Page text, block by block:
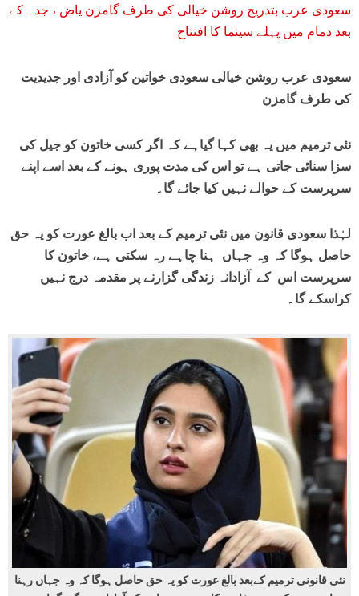
سعودی عرب بتدریج روشن خیالی کی طرف گامزن یاض ، جدہ کے
بعد دمام میں پہلے سینما کا افتتاح
سعودی عرب روشن خیالی سعودی خواتینکو آزادی اور جدیدیت
کی طرف گامزن
نئی ترمیم میں یہ بھی کہا گیاہے کہ اگر کسی خاتون کو جیل کی
سزا سنائی جاتی ہے تو اس کی مدت پوری ہونے کے بعد اسے اپنے
سرپرست کے حوالے نہیں کیا جائے گا۔
لہٰذا سعودی قانون میں نئی ترمیم کے بعد اب بالغ عورت کو یہ حق
حاصل ہوگا کہ وہ جہاں ہنا چاہے رہ سکتی ہے، خاتون کا
سرپرست اس کے آزادانہ زندگی گزارنے پر مقدمہ درج نہیں
کراسکے گا۔
نئی قانونی ترمیم کےبعد بالغ عورت کو یہ حق حاصل ہوگا کہ وہ جہاں رہنا